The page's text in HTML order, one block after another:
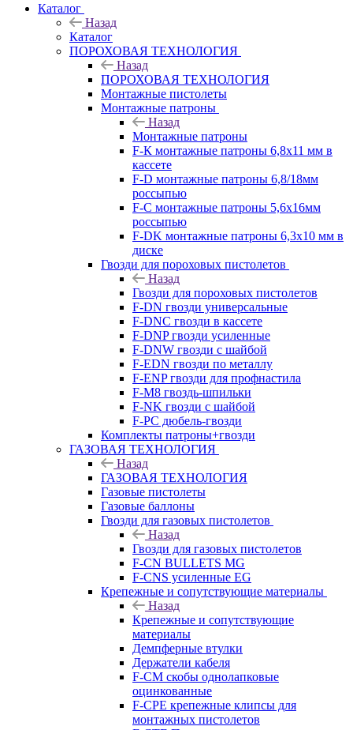
Каталог
Назад
Каталог
ПОРОХОВАЯ ТЕХНОЛОГИЯ
Назад
ПОРОХОВАЯ ТЕХНОЛОГИЯ
Монтажные пистолеты
Монтажные патроны
Назад
Монтажные патроны
F-К монтажные патроны 6,8х11 мм в
кассете
F-D монтажные патроны 6,8/18мм
россыпью
F-C монтажные патроны 5,6х16мм
россыпью
F-DK монтажные патроны 6,3х10 мм в
диске
Гвозди для пороховых пистолетов
Назад
Гвозди для пороховых пистолетов
F-DN гвозди универсальные
F-DNC гвозди в кассете
F-DNP гвозди усиленные
F-DNW гвозди с шайбой
F-EDN гвозди по металлу
F-ENP гвозди для профнастила
F-M8 гвоздь-шпильки
F-NK гвозди с шайбой
F-PC дюбель-гвозди
Комплекты патроны+гвозди
ГАЗОВАЯ ТЕХНОЛОГИЯ
Назад
ГАЗОВАЯ ТЕХНОЛОГИЯ
Газовые пистолеты
Газовые баллоны
Гвозди для газовых пистолетов
Назад
Гвозди для газовых пистолетов
F-CN BULLETS MG
F-CNS усиленные EG
Крепежные и сопутствующие материалы
Назад
Крепежные и сопутствующие
материалы
Демпферные втулки
Держатели кабеля
F-CM скобы однолапковые
оцинкованные
F-CPE крепежные клипсы для
монтажных пистолетов